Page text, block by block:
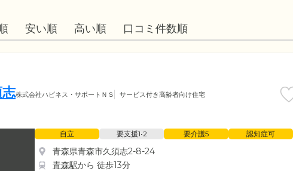
安い順 高い順 口コミ件数順
株式会社ハピネス・サポートＮＳ サービス付き高齢者向け住宅
自立 要支援1•2 要介護5 認知症可
青森県青森市久須志2-8-24
青森駅から 徒歩13分